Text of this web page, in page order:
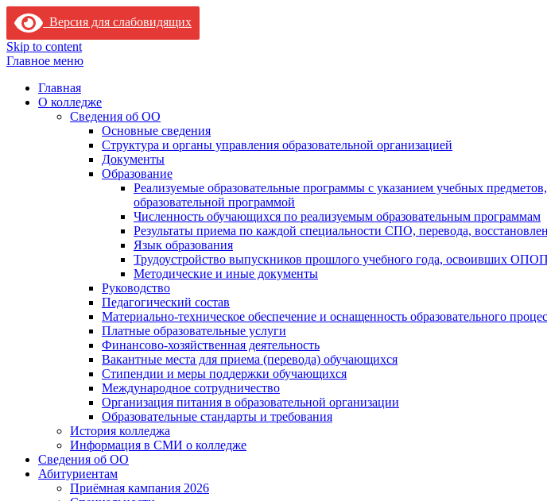
Версия для слабовидящих
Skip to content
Главное меню
Главная
О колледже
Сведения об ОО
Основные сведения
Структура и органы управления образовательной организацией
Документы
Образование
Реализуемые образовательные программы с указанием учебных
образовательной программой
Численность обучающихся по реализуемым образовательным программам
Результаты приема по каждой специальности СПО, перевода,
Язык образования
Трудоустройство выпускников прошлого учебного года, освоивших
Методические и иные документы
Руководство
Педагогический состав
Материально-техническое обеспечение и оснащенность образовательного
Платные образовательные услуги
Финансово-хозяйственная деятельность
Вакантные места для приема (перевода) обучающихся
Стипендии и меры поддержки обучающихся
Международное сотрудничество
Организация питания в образовательной организации
Образовательные стандарты и требования
История колледжа
Информация в СМИ о колледже
Сведения об ОО
Абитуриентам
Приёмная кампания 2026